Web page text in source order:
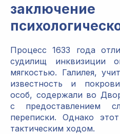
Процесс 1633 года
судилищ инквизиции
мягкостью. Галилея,
известность и
особ, содержали во
с предоставлением
переписки. Однако
тактическим ходом.